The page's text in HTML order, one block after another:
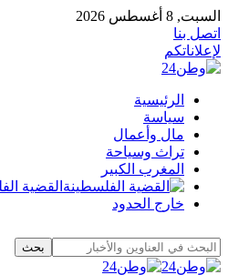
السبت, 8 أغسطس 2026
اتصل بنا
لإعلاناتكم
الرئيسية
سياسة
مال وأعمال
تراث وسياحة
المغرب الكبير
القضية
خارج الحدود